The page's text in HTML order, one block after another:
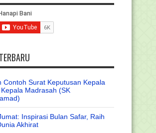
Contoh Surat Keputusan Kepala
Madrasah (SK
Inspirasi Bulan Safar, Raih
Akhirat